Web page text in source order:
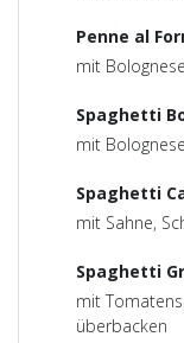
Penne al
mit
Spaghetti
mit
Spaghetti
mit Sahne,
Spaghetti
mit
überbacken